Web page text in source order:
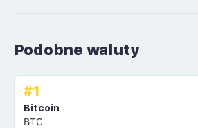
Podobne waluty
#1
Bitcoin
BTC